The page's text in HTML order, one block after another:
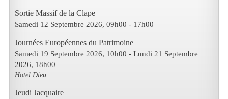
Sortie Massif de la Clape
Samedi 12 Septembre 2026, 09h00 - 17h00
Journées Européennes du Patrimoine
Samedi 19 Septembre 2026, 10h00 - Lundi 21 Septembre
2026, 18h00
Hotel Dieu
Jeudi Jacquaire